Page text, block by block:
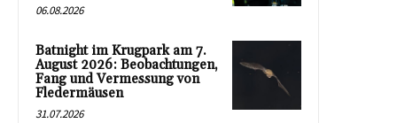
06.08.2026
Batnight im Krugpark am 7.
August 2026: Beobachtungen,
Fang und Vermessung von
Fledermäusen
31.07.2026